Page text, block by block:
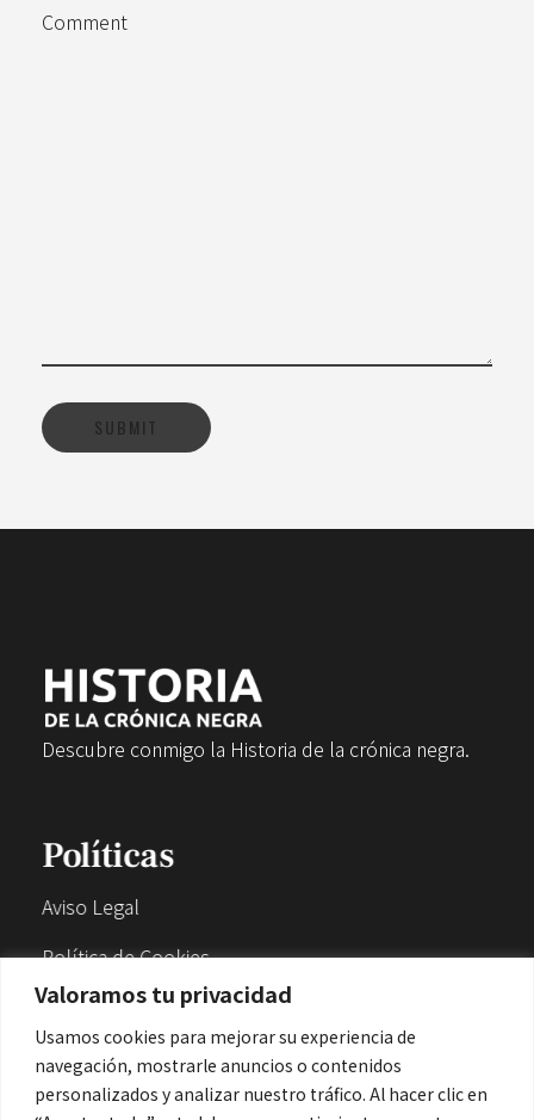
Valoramos tu privacidad
Usamos cookies para mejorar su experiencia de
navegación, mostrarle anuncios o contenidos
personalizados y analizar nuestro tráfico. Al hacer clic en
Comment
Descubre conmigo la Historia de la crónica negra.
Políticas
Aviso Legal
Política de Cookies
Política de Privacidad
Contacto